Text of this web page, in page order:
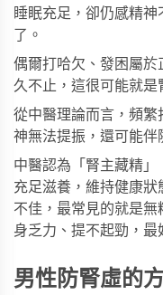
睡眠充足，卻仍感精
了。
偶爾打哈欠、發困屬於
久不止，這很可能就是
從中醫理論而言，頻
神無法提振，還可能伴
中醫認為「腎主藏精
充足滋養，維持健康
不佳，最常見的就是
身乏力、提不起勁，最
男性防腎虛的